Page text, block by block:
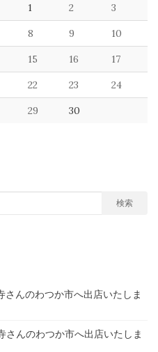
1 2 3
8 9 10
15 16 17
22 23 24
29 30
検索
さんのわつか市へ出店いたしま
さんのわつか市へ出店いたしま